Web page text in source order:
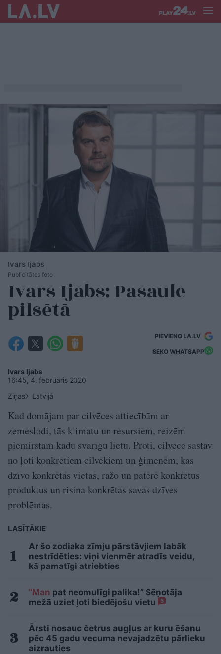
Ivars Ijabs
Publicitātes foto
Ivars Ijabs: Pasaule
pilsētā
PIEVIENO LA.LV
SEKO WHATSAPP
Ivars Ijabs
16:45, 4. februāris 2020
Ziņas
Latvijā
Kad domājam par cilvēces attiecībām ar
zemeslodi, tās klimatu un resursiem, reizēm
piemirstam kādu svarīgu lietu. Proti, cilvēce sastāv
no ļoti konkrētiem cilvēkiem un ģimenēm, kas
dzīvo konkrētās vietās, ražo un patērē konkrētus
produktus un risina konkrētas savas dzīves
problēmas.
LASĪTĀKIE
Ar šo zodiaka zīmju pārstāvjiem labāk
nestrīdēties: viņi vienmēr atradīs veidu,
kā pamatīgi atriebties
“Man pat neomulīgi palika!” Sēņotāja
mežā uziet ļoti biedējošu vietu
5
Ārsti nosauc četrus augļus ar kuru ēšanu
pēc 45 gadu vecuma nevajadzētu pārlieku
aizrauties